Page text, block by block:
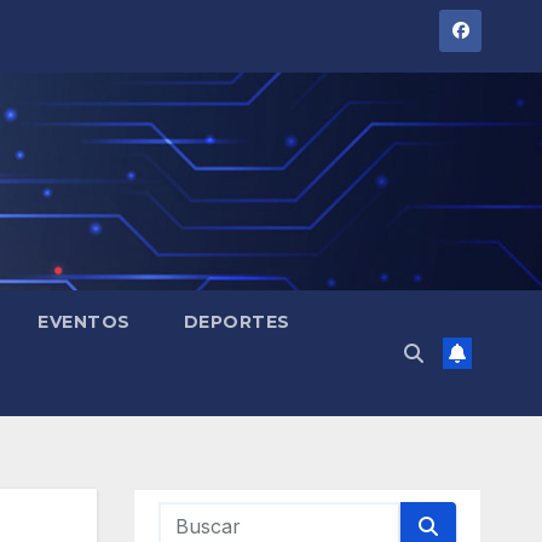
EVENTOS DEPORTES